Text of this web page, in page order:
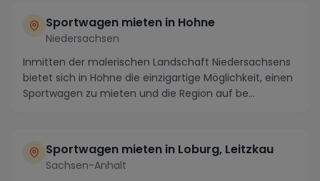
Sportwagen mieten in Hohne
Niedersachsen
Inmitten der malerischen Landschaft Niedersachsens
bietet sich in Hohne die einzigartige Möglichkeit, einen
Sportwagen zu mieten und die Region auf be...
Sportwagen mieten in Loburg, Leitzkau
Sachsen-Anhalt